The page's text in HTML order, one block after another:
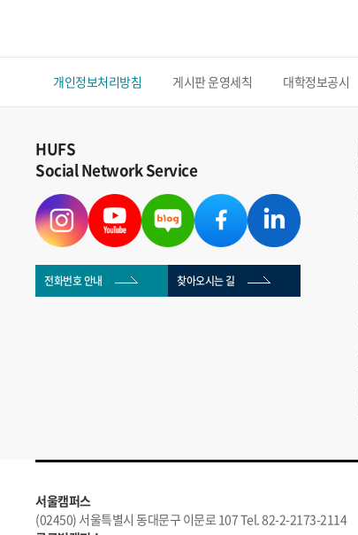
개인정보처리방침 게시판 운영세칙 대학정보공시
HUFS
Social Network Service
전화번호 안내 찾아오시는 길
서울캠퍼스
(02450) 서울특별시 동대문구 이문로 107 Tel. 82-2-2173-2114